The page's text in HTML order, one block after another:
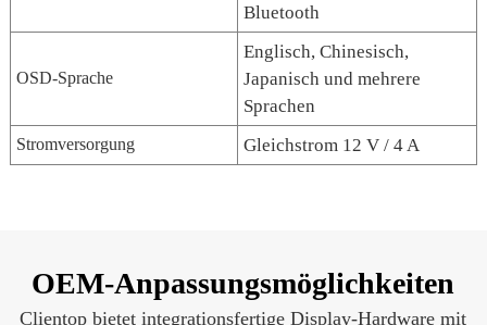
Bluetooth
OSD-Sprache
Englisch, Chinesisch,
Japanisch und mehrere
Sprachen
Stromversorgung Gleichstrom 12 V / 4 A
OEM-Anpassungsmöglichkeiten
Clientop bietet integrationsfertige Display-Hardware mit